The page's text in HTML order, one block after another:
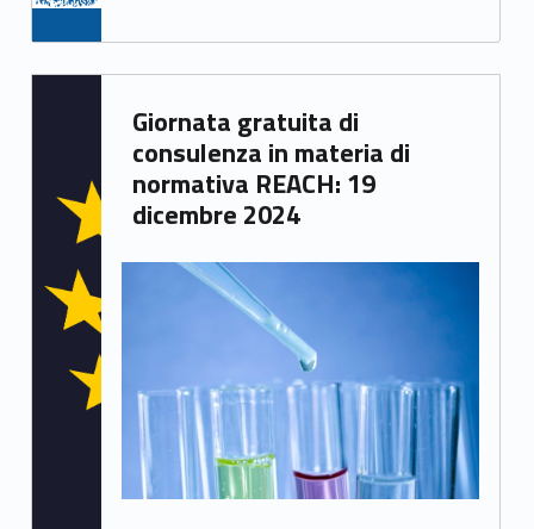
Giornata gratuita di
consulenza in materia di
normativa REACH: 19
dicembre 2024